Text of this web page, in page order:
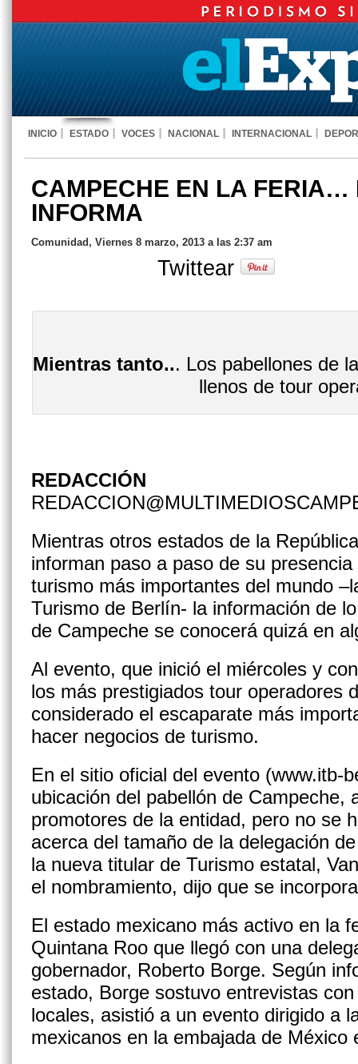
INICIO ESTADO VOCES NACIONAL INTERNACIONAL
CAMPECHE EN LA FERIA…
INFORMA
Comunidad, Viernes 8 marzo, 2013 a las 2:37 am
Twittear
Mientras tanto... Los pabellones de
llenos de tour
REDACCIÓN
Mientras otros estados de la
informan paso a paso de su
turismo más importantes del mundo
Turismo de Berlín- la información de
de Campeche se conocerá quizá en
Al evento, que inició el miércoles y
los más prestigiados tour operadores
considerado el escaparate más
hacer negocios de turismo.
En el sitio oficial del evento (www.itb-
ubicación del pabellón de Campeche,
promotores de la entidad, pero no se
acerca del tamaño de la delegación
la nueva titular de Turismo estatal,
el nombramiento, dijo que se
El estado mexicano más activo en la
Quintana Roo que llegó con una
gobernador, Roberto Borge. Según
estado, Borge sostuvo entrevistas
locales, asistió a un evento dirigido a
mexicanos en la embajada de México